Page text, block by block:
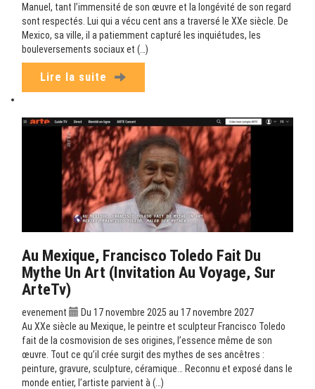
Manuel, tant l’immensité de son œuvre et la longévité de son regard
sont respectés. Lui qui a vécu cent ans a traversé le XXe siècle. De
Mexico, sa ville, il a patiemment capturé les inquiétudes, les
bouleversements sociaux et (…)
Lire la suite
Au Mexique, Francisco Toledo Fait Du
Mythe Un Art (Invitation Au Voyage, Sur
ArteTv)
evenement
Du 17 novembre 2025 au 17 novembre 2027
Au XXe siècle au Mexique, le peintre et sculpteur Francisco Toledo
fait de la cosmovision de ses origines, l’essence même de son
œuvre. Tout ce qu’il crée surgit des mythes de ses ancêtres :
peinture, gravure, sculpture, céramique… Reconnu et exposé dans le
monde entier, l’artiste parvient à (…)